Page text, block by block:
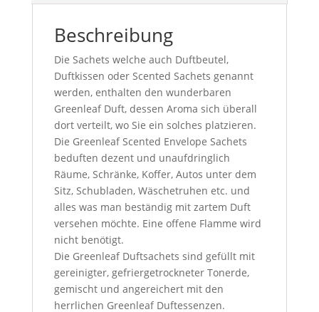
Beschreibung
Die Sachets welche auch Duftbeutel,
Duftkissen oder Scented Sachets genannt
werden, enthalten den wunderbaren
Greenleaf Duft, dessen Aroma sich überall
dort verteilt, wo Sie ein solches platzieren.
Die Greenleaf Scented Envelope Sachets
beduften dezent und unaufdringlich
Räume, Schränke, Koffer, Autos unter dem
Sitz, Schubladen, Wäschetruhen etc. und
alles was man beständig mit zartem Duft
versehen möchte. Eine offene Flamme wird
nicht benötigt.
Die Greenleaf Duftsachets sind gefüllt mit
gereinigter, gefriergetrockneter Tonerde,
gemischt und angereichert mit den
herrlichen Greenleaf Duftessenzen.